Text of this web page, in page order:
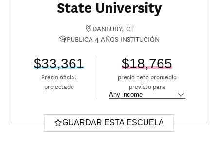
State University
DANBURY, CT
PÚBLICA 4 AÑOS INSTITUCIÓN
$33,361
Precio oficial
projectado
$18,765
precio neto promedio
previsto para
GUARDAR ESTA ESCUELA